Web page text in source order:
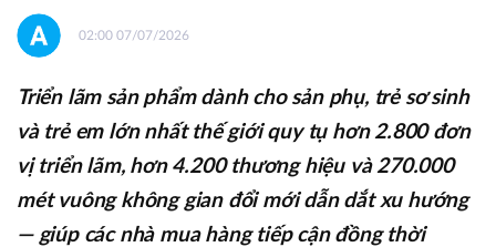
02:00 07/07/2026
Triển lãm sản phẩm dành cho sản phụ, trẻ sơ sinh
và trẻ em lớn nhất thế giới quy tụ hơn 2.800 đơn
vị triển lãm, hơn 4.200 thương hiệu và 270.000
mét vuông không gian đổi mới dẫn dắt xu hướng
— giúp các nhà mua hàng tiếp cận đồng thời